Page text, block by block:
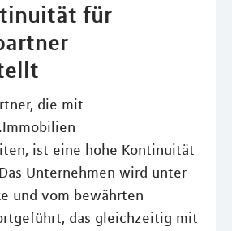
für
die mit
ist eine hohe Kontinuität
Unternehmen wird unter
und vom bewährten
das gleichzeitig mit